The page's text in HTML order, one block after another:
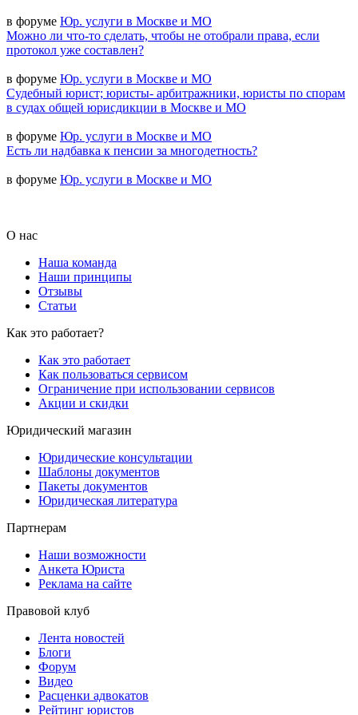
в форуме Юр. услуги в Москве и МО
Можно ли что-то сделать, чтобы не отобрали права, если
протокол уже составлен?
в форуме Юр. услуги в Москве и МО
Судебный юрист; юристы- арбитражники, юристы по спорам
в судах общей юрисдикции в Москве и МО
в форуме Юр. услуги в Москве и МО
Есть ли надбавка к пенсии за многодетность?
в форуме Юр. услуги в Москве и МО
О нас
Наша команда
Наши принципы
Отзывы
Статьи
Как это работает?
Как это работает
Как пользоваться сервисом
Ограничение при использовании сервисов
Акции и скидки
Юридический магазин
Юридические консультации
Шаблоны документов
Пакеты документов
Юридическая литература
Партнерам
Наши возможности
Анкета Юриста
Реклама на сайте
Правовой клуб
Лента новостей
Блоги
Форум
Видео
Расценки адвокатов
Рейтинг юристов